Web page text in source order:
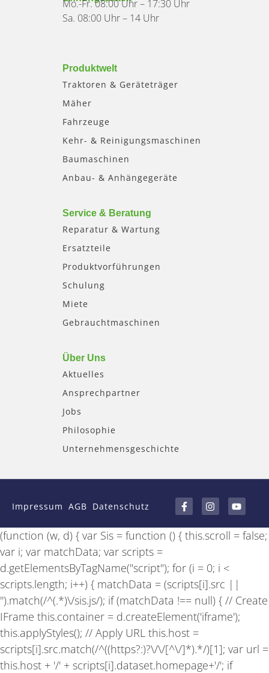
Mo.-Fr. 08:00 Uhr – 17:30 Uhr
Sa. 08:00 Uhr – 14 Uhr
Produktwelt
Traktoren & Geräteträger
Mäher
Fahrzeuge
Kehr- & Reinigungsmaschinen
Baumaschinen
Anbau- & Anhängegeräte
Service & Beratung
Reparatur & Wartung
Ersatzteile
Produktvorführungen
Schulung
Miete
Gebrauchtmaschinen
Über Uns
Aktuelles
Ansprechpartner
Jobs
Philosophie
Unternehmensgeschichte
Impressum AGB Datenschutz
a
c
e
b
o
-
f
n
s
t
a
g
m
o
u
t
u
b
(function (w, d) { var Sis = function () { this.scroll = false;
var i; var matchData; var scripts =
d.getElementsByTagName("script"); for (i = 0; i <
scripts.length; i++) { matchData = (scripts[i].src ||
'').match(/^(.*)\/sis.js/); if (matchData !== null) { // Create
IFrame this.container = d.createElement('iframe');
this.applyStyles(); // Apply URL this.host =
scripts[i].src.match(/^((https?:)?\/\/[^\/]*).*/)[1]; var url =
this.host + '/' + scripts[i].dataset.homepage+'/'; if